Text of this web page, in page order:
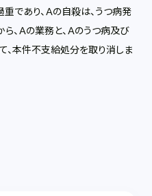
であり、Ａの自殺は、うつ病発
、Ａの業務と、Ａのうつ病及び
、本件不支給処分を取り消しま